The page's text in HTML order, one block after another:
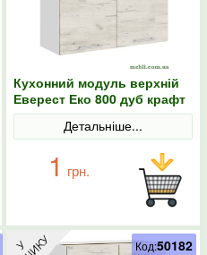
Кухонний модуль верхній
Еверест Еко 800 дуб крафт
білий/білий 80х30х58
Детальніше...
1 грн.
Код:50182